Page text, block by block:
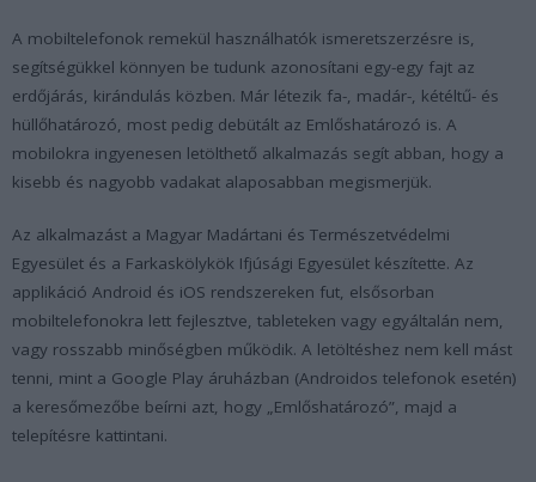
A mobiltelefonok remekül használhatók ismeretszerzésre is,
segítségükkel könnyen be tudunk azonosítani egy-egy fajt az
erdőjárás, kirándulás közben. Már létezik fa-, madár-, kétéltű- és
hüllőhatározó, most pedig debütált az Emlőshatározó is. A
mobilokra ingyenesen letölthető alkalmazás segít abban, hogy a
kisebb és nagyobb vadakat alaposabban megismerjük.
Az alkalmazást a Magyar Madártani és Természetvédelmi
Egyesület és a Farkaskölykök Ifjúsági Egyesület készítette. Az
applikáció Android és iOS rendszereken fut, elsősorban
mobiltelefonokra lett fejlesztve, tableteken vagy egyáltalán nem,
vagy rosszabb minőségben működik. A letöltéshez nem kell mást
tenni, mint a Google Play áruházban (Androidos telefonok esetén)
a keresőmezőbe beírni azt, hogy „Emlőshatározó”, majd a
telepítésre kattintani.